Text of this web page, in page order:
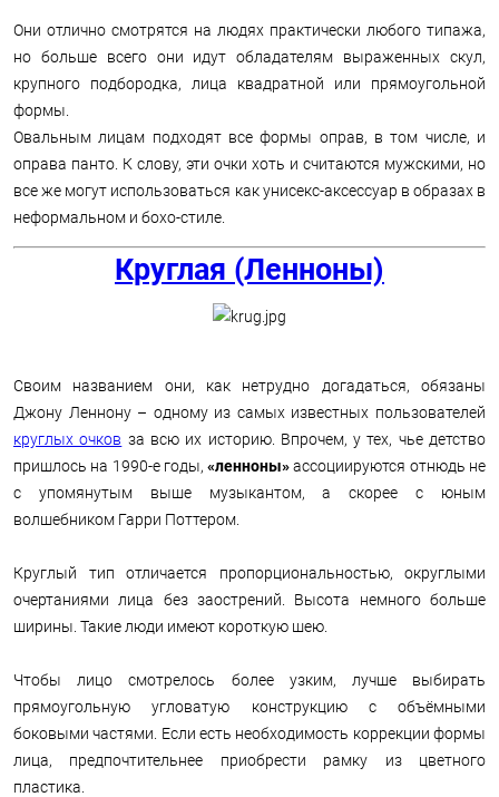
Они отлично смотрятся на людях практически любого типажа,
но больше всего они идут обладателям выраженных скул,
крупного подбородка, лица квадратной или прямоугольной
формы.
Овальным лицам подходят все формы оправ, в том числе, и
оправа панто. К слову, эти очки хоть и считаются мужскими, но
все же могут использоваться как унисекс-аксессуар в образах в
неформальном и бохо-стиле.
Круглая (Ленноны)
Своим названием они, как нетрудно догадаться, обязаны
Джону Леннону – одному из самых известных пользователей
круглых очков за всю их историю. Впрочем, у тех, чье детство
пришлось на 1990-е годы,«ленноны»ассоциируются отнюдь не
с упомянутым выше музыкантом, а скорее с юным
волшебником Гарри Поттером.
Круглый тип отличается пропорциональностью, округлыми
очертаниями лица без заострений. Высота немного больше
ширины. Такие люди имеют короткую шею.
Чтобы лицо смотрелось более узким, лучше выбирать
прямоугольную угловатую конструкцию с объёмными
боковыми частями. Если есть необходимость коррекции формы
лица, предпочтительнее приобрести рамку из цветного
пластика.